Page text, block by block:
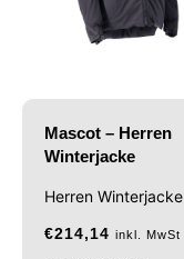
Mascot – Herren
Winterjacke
Herren Winterjacke
€214,14 inkl. MwSt